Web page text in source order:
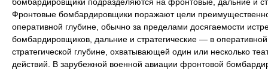
Фронтовые бомбардировщики поражают цели
оперативной глубине, обычно за пределами досягаемости
бомбардировщиков, дальние и стратегические — в
стратегической глубине, охватывающей один или несколько
действий. В зарубежной военной авиации фронтовой